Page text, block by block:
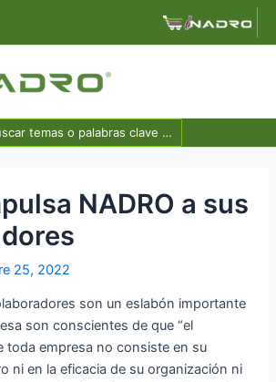
NADRO a sus
25, 2022
son un eslabón importante
son conscientes de que “el
toda empresa no consiste en su
ni en la eficacia de su organización ni